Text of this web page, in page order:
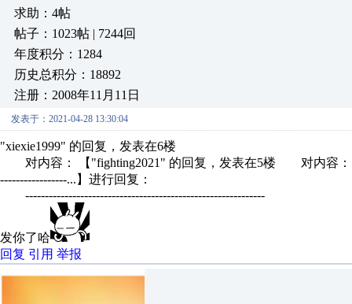
求助：4帖
帖子：1023帖 | 7244回
年度积分：1284
历史总积分：18892
注册：2008年11月11日
发表于：2021-04-28 13:30:04
"xiexie1999" 的回复，发表在6楼
对内容： 【"fighting2021" 的回复，发表在5楼 对内容：
-----------------...】进行回复：
-------------------------------------------------------------
发你了哈
回复 引用 举报